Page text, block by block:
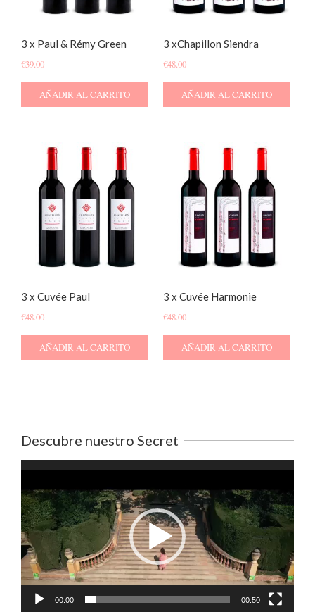
3 x Paul & Rémy Green
€39.00
AÑADIR AL CARRITO
3 xChapillon Siendra
€48.00
AÑADIR AL CARRITO
3 x Cuvée Paul
€48.00
AÑADIR AL CARRITO
3 x Cuvée Harmonie
€48.00
AÑADIR AL CARRITO
Descubre nuestro Secret
Reproductor
vídeo
00:00 00:50